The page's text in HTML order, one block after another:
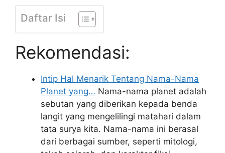
Daftar Isi
Rekomendasi:
Intip Hal Menarik Tentang Nama-Nama
Planet yang… Nama-nama planet adalah
sebutan yang diberikan kepada benda
langit yang mengelilingi matahari dalam
tata surya kita. Nama-nama ini berasal
dari berbagai sumber, seperti mitologi,